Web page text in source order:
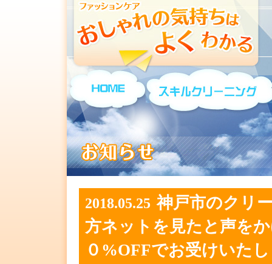
2018.05.25 神戸市のク
方ネットを見たと声を
０%OFFでお受けいたし